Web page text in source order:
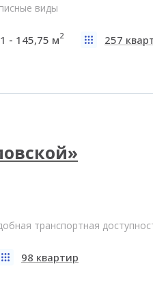
виды
- 145,75 м2 257
транспортная
98 квартир